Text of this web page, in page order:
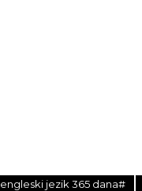
engleski jezik 365 dana#